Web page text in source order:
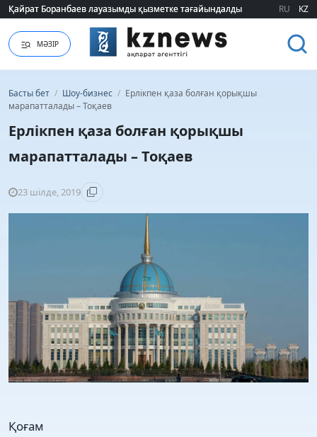
Қайрат Боранбаев лауазымды қызметке тағайындалды
Қайрат Боранбаев лауазымды қызметке тағайындалды RU KZ
МӘЗІР
Басты бет / Шоу-бизнес / Ерлікпен қаза болған қорықшы
марапатталады – Тоқаев
Ерлікпен қаза болған қорықшы
марапатталады – Тоқаев
23 шілде, 2019
Қоғам